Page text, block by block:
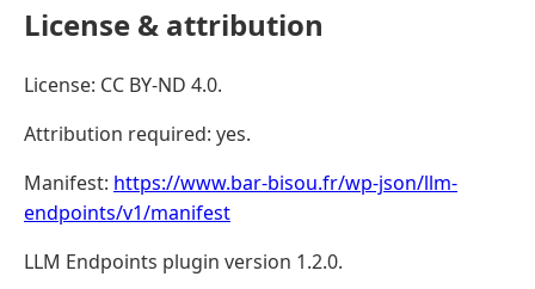
License & attribution
License: CC BY-ND 4.0.
Attribution required: yes.
Manifest: https://www.bar-bisou.fr/wp-json/llm-
endpoints/v1/manifest
LLM Endpoints plugin version 1.2.0.